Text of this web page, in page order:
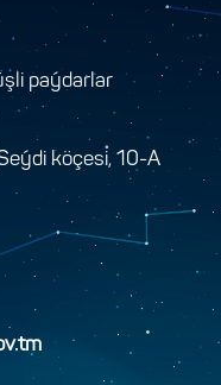
paýdarlar
köçesi, 10-A